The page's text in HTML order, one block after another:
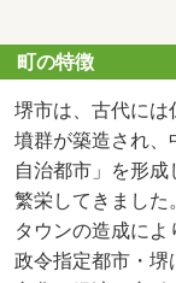
町の特徴
堺市は、古代には
墳群が築造され、
自治都市」を形
繁栄してきました
タウンの造成に
政令指定都市・堺